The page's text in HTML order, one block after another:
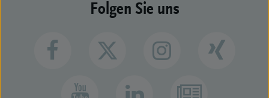
Folgen Sie uns